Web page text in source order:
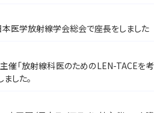
医学放射線学会総会で座長をしました
「放射線科医のためのLEN-TACEを考
した。